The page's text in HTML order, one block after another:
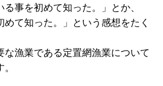
事を初めて知った。」とか、
めて知った。」という感想をたく
な漁業である定置網漁業について